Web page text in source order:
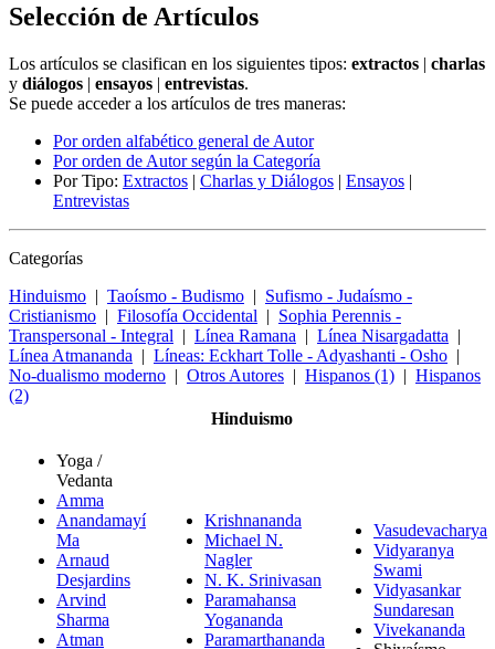
Selección de Artículos
Los artículos se clasifican en los siguientes tipos: extractos | charlas
y diálogos | ensayos | entrevistas.
Se puede acceder a los artículos de tres maneras:
Por orden alfabético general de Autor
Por orden de Autor según la Categoría
Por Tipo: Extractos | Charlas y Diálogos | Ensayos |
Entrevistas
Categorías
Hinduismo | Taoísmo - Budismo | Sufismo - Judaísmo -
Cristianismo | Filosofía Occidental | Sophia Perennis -
Transpersonal - Integral | Línea Ramana | Línea Nisargadatta |
Línea Atmananda | Líneas: Eckhart Tolle - Adyashanti - Osho |
No-dualismo moderno | Otros Autores | Hispanos (1) | Hispanos
(2)
Hinduismo
Yoga /
Vedanta
Amma
Anandamayí
Ma
Arnaud
Desjardins
Arvind
Sharma
Atman
Krishnananda
Michael N.
Nagler
N. K. Srinivasan
Paramahansa
Yogananda
Paramarthananda
Vasudevacharya
Vidyaranya
Swami
Vidyasankar
Sundaresan
Vivekananda